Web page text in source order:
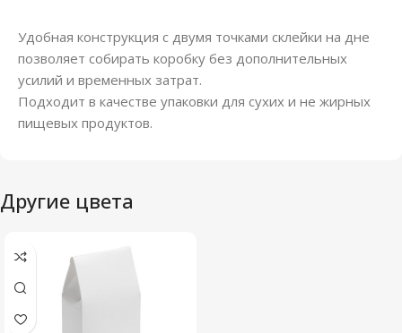
Удобная конструкция с двумя точками склейки на дне
позволяет собирать коробку без дополнительных
усилий и временных затрат.
Подходит в качестве упаковки для сухих и не жирных
пищевых продуктов.
Другие цвета